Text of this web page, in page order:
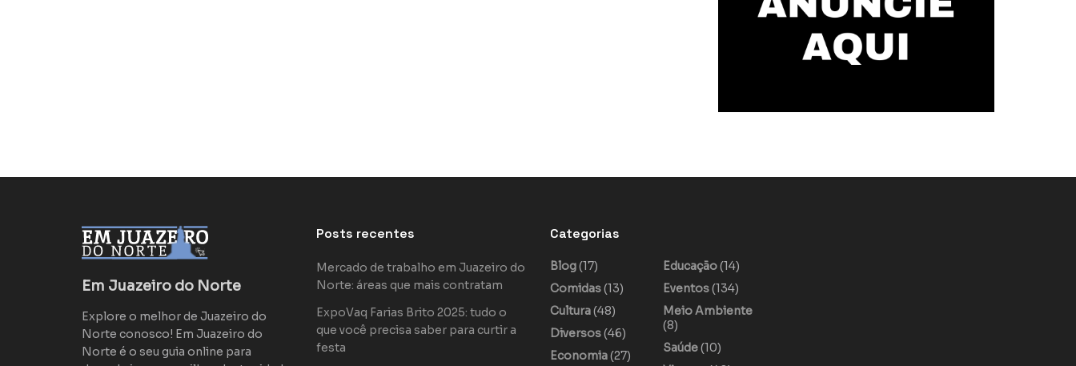
Em Juazeiro do Norte
Explore o melhor de Juazeiro do
Norte conosco! Em Juazeiro do
Norte é o seu guia online para
Posts recentes
Mercado de trabalho em Juazeiro do
Norte: áreas que mais contratam
ExpoVaq Farias Brito 2025: tudo o
que você precisa saber para curtir a
festa
Categorias
Blog(17)
Comidas(13)
Cultura(48)
Diversos(46)
Economia(27)
Educação(14)
Eventos(134)
Meio Ambiente
(8)
Saúde(10)